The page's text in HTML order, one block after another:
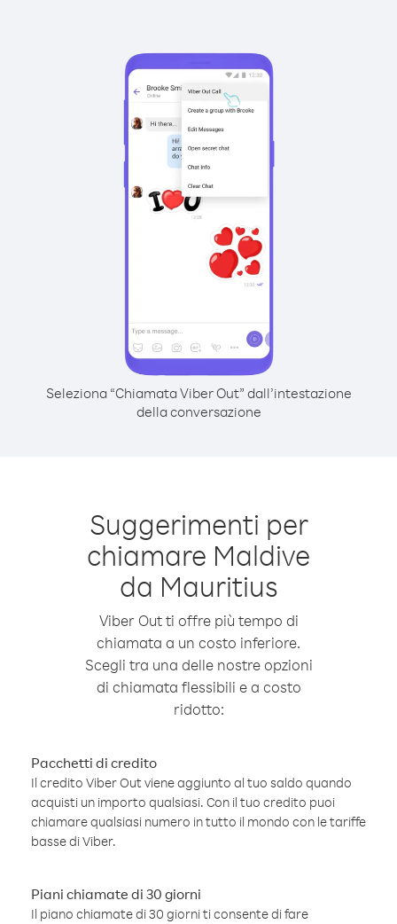
Seleziona “Chiamata Viber Out” dall’intestazione
della conversazione
Suggerimenti per
chiamare Maldive
da Mauritius
Viber Out ti offre più tempo di
chiamata a un costo inferiore.
Scegli tra una delle nostre opzioni
di chiamata flessibili e a costo
ridotto:
Pacchetti di credito
Il credito Viber Out viene aggiunto al tuo saldo quando
acquisti un importo qualsiasi. Con il tuo credito puoi
chiamare qualsiasi numero in tutto il mondo con le tariffe
basse di Viber.
Piani chiamate di 30 giorni
Il piano chiamate di 30 giorni ti consente di fare